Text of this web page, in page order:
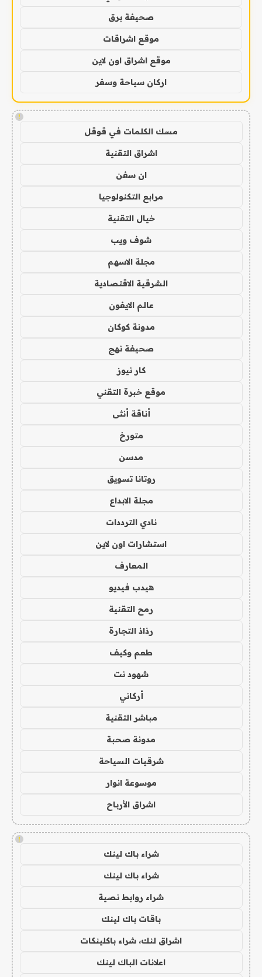
صحيفة برق
موقع اشراقات
موقع اشراق اون لاين
اركان سياحة وسفر
!
مسك الكلمات في قوقل
اشراق التقنية
ان سفن
مرابع التكنولوجيا
خيال التقنية
شوف ويب
مجلة الاسهم
الشرقية الاقتصادية
عالم الايفون
مدونة كوكان
صحيفة نهج
كار نيوز
موقع خبرة التقني
أناقة أنثى
متورخ
مدسن
روتانا تسويق
مجلة الابداع
نادي الترددات
استشارات اون لاين
المعارف
هيدب فيديو
رمح التقنية
رذاذ التجارة
طعم وكيف
شهود نت
أركاني
مباشر التقنية
مدونة صحبة
شرقيات السياحة
موسوعة انوار
اشراق الأرباح
!
شراء باك لينك
شراء باك لينك
شراء روابط نصية
باقات باك لينك
اشراق لنك، شراء باكلينكات
اعلانات الباك لينك